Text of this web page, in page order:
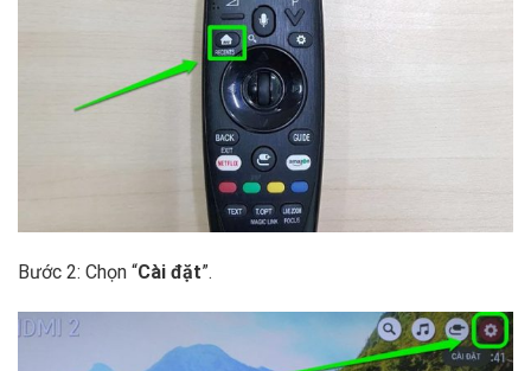
Bước 2: Chọn “Cài đặt”.